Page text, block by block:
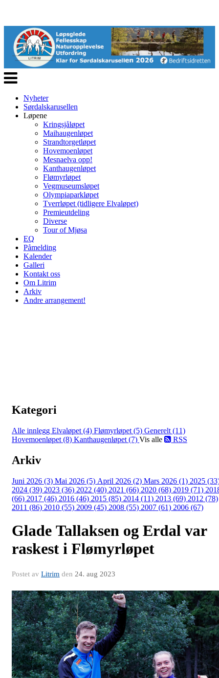
Veksle
navigasjon
Nyheter
Sørdalskarusellen
Løpene
Kringsjåløpet
Maihaugenløpet
Strandtorgetløpet
Hovemoenløpet
Mesnaelva opp!
Kanthaugenløpet
Flømyrløpet
Vegmuseumsløpet
Olympiaparkløpet
Tverrløpet (tidligere Elvaløpet)
Premieutdeling
Diverse
Tour of Mjøsa
EQ
Påmelding
Kalender
Galleri
Kontakt oss
Om Litrim
Arkiv
Andre arrangement!
Kategori
Alle innlegg Elvaløpet (4) Flømyrløpet (5) Generelt (11)
Hovemoenløpet (8) Kanthaugenløpet (7) Vis alle RSS
Arkiv
Juni 2026 (3) Mai 2026 (5) April 2026 (2) Mars 2026 (1) 2025
2024 (39) 2023 (36) 2022 (40) 2021 (66) 2020 (68) 2019 (71)
(66) 2017 (46) 2016 (46) 2015 (85) 2014 (11) 2013 (69) 2012 (78)
2011 (86) 2010 (55) 2009 (45) 2008 (55) 2007 (61) 2006 (67)
Glade Tallaksen og Erdal var
raskest i Flømyrløpet
Postet av Litrim den 24. aug 2023